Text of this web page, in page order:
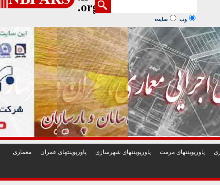
1 2 3 4 5